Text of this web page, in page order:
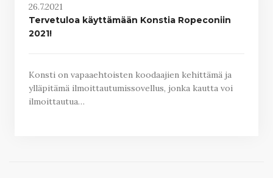
26.7.2021
Tervetuloa käyttämään Konstia Ropeconiin
2021!
Konsti on vapaaehtoisten koodaajien kehittämä ja
ylläpitämä ilmoittautumissovellus, jonka kautta voi
ilmoittautua…